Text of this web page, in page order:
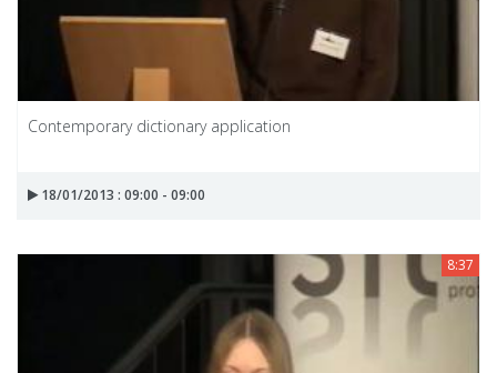
Contemporary dictionary application
18/01/2013 : 09:00 - 09:00
8:37